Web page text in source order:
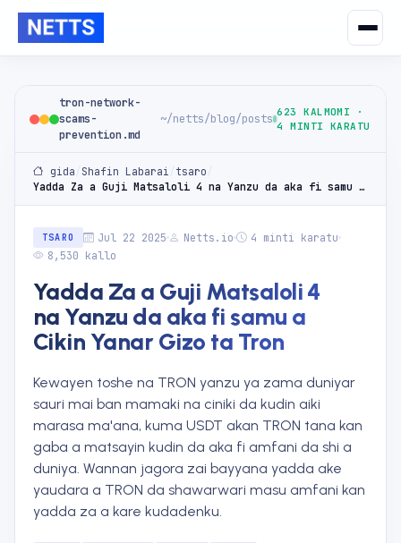
tron-network-
scams-
prevention.md
~/netts/blog/posts 623 KALMOMI ·
4 MINTI KARATU
gida Shafin Labarai tsaro
Yadda Za a Guji Matsaloli 4 na Yanzu da aka fi samu a Cikin Yanar Gizo ta Tron
TSARO Jul 22 2025 Netts.io
4 minti karatu
8,530 kallo
Yadda Za a Guji Matsaloli 4
na Yanzu da aka fi samu a
Cikin Yanar Gizo ta Tron
Kewayen toshe na TRON yanzu ya zama duniyar
sauri mai ban mamaki na ciniki da kudin aiki
marasa ma'ana, kuma USDT akan TRON tana kan
gaba a matsayin kudin da aka fi amfani da shi a
duniya. Wannan jagora zai bayyana yadda ake
yaudara a TRON da shawarwari masu amfani kan
yadda za a kare kudadenku.